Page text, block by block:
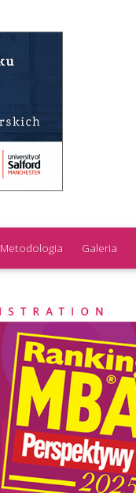
Metodologia Galeria